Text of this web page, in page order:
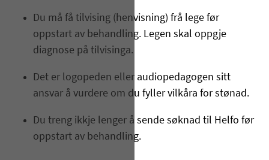
Du må få tilvising (henvisning) frå lege før
oppstart av behandling. Legen skal oppgje
diagnose på tilvisinga.
Det er logopeden eller audiopedagogen sitt
ansvar å vurdere om du fyller vilkåra for stønad.
Du treng ikkje lenger å sende søknad til Helfo før
oppstart av behandling.